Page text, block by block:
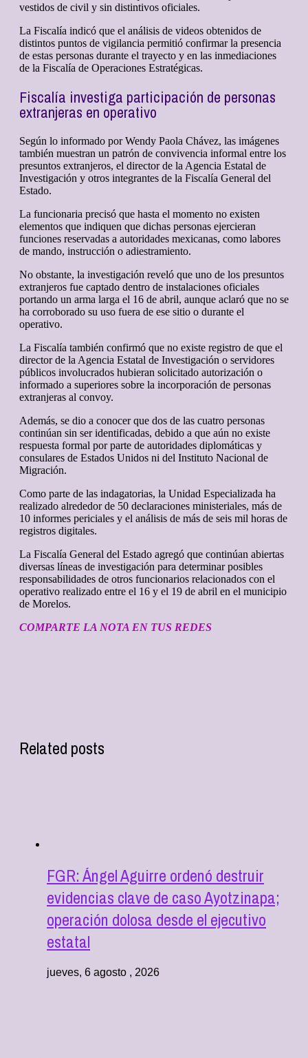
vestidos de civil y sin distintivos oficiales.
La Fiscalía indicó que el análisis de videos obtenidos de
distintos puntos de vigilancia permitió confirmar la presencia
de estas personas durante el trayecto y en las inmediaciones
de la Fiscalía de Operaciones Estratégicas.
Fiscalía investiga participación de personas
extranjeras en operativo
Según lo informado por Wendy Paola Chávez, las imágenes
también muestran un patrón de convivencia informal entre los
presuntos extranjeros, el director de la Agencia Estatal de
Investigación y otros integrantes de la Fiscalía General del
Estado.
La funcionaria precisó que hasta el momento no existen
elementos que indiquen que dichas personas ejercieran
funciones reservadas a autoridades mexicanas, como labores
de mando, instrucción o adiestramiento.
No obstante, la investigación reveló que uno de los presuntos
extranjeros fue captado dentro de instalaciones oficiales
portando un arma larga el 16 de abril, aunque aclaró que no se
ha corroborado su uso fuera de ese sitio o durante el
operativo.
La Fiscalía también confirmó que no existe registro de que el
director de la Agencia Estatal de Investigación o servidores
públicos involucrados hubieran solicitado autorización o
informado a superiores sobre la incorporación de personas
extranjeras al convoy.
Además, se dio a conocer que dos de las cuatro personas
continúan sin ser identificadas, debido a que aún no existe
respuesta formal por parte de autoridades diplomáticas y
consulares de Estados Unidos ni del Instituto Nacional de
Migración.
Como parte de las indagatorias, la Unidad Especializada ha
realizado alrededor de 50 declaraciones ministeriales, más de
10 informes periciales y el análisis de más de seis mil horas de
registros digitales.
La Fiscalía General del Estado agregó que continúan abiertas
diversas líneas de investigación para determinar posibles
responsabilidades de otros funcionarios relacionados con el
operativo realizado entre el 16 y el 19 de abril en el municipio
de Morelos.
COMPARTE LA NOTA EN TUS REDES
Related posts
FGR: Ángel Aguirre ordenó destruir
evidencias clave de caso Ayotzinapa;
operación dolosa desde el ejecutivo
estatal
jueves, 6 agosto , 2026